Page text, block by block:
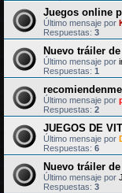
Juegos online
Último mensaje por
Respuestas: 3
Nuevo tráiler
Último mensaje por
Respuestas: 1
Último mensaje por
Respuestas: 2
JUEGOS DE
Último mensaje por
Respuestas: 6
Nuevo tráiler
Último mensaje por
Respuestas: 3